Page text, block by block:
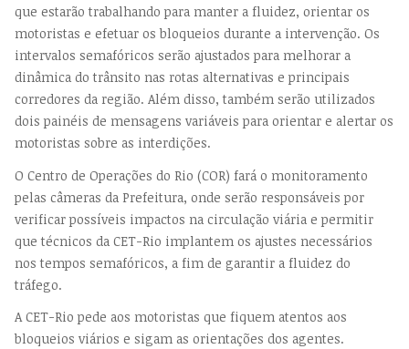
que estarão trabalhando para manter a fluidez, orientar os
motoristas e efetuar os bloqueios durante a intervenção. Os
intervalos semafóricos serão ajustados para melhorar a
dinâmica do trânsito nas rotas alternativas e principais
corredores da região. Além disso, também serão utilizados
dois painéis de mensagens variáveis para orientar e alertar os
motoristas sobre as interdições.
O Centro de Operações do Rio (COR) fará o monitoramento
pelas câmeras da Prefeitura, onde serão responsáveis por
verificar possíveis impactos na circulação viária e permitir
que técnicos da CET-Rio implantem os ajustes necessários
nos tempos semafóricos, a fim de garantir a fluidez do
tráfego.
A CET-Rio pede aos motoristas que fiquem atentos aos
bloqueios viários e sigam as orientações dos agentes.